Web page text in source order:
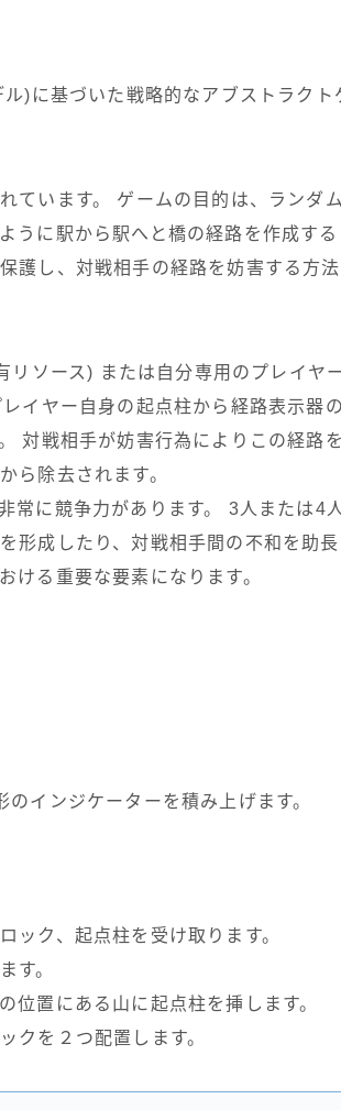
)に基づいた戦略的なアブストラクト
ています。 ゲームの目的は、ランダ
うに駅から駅へと橋の経路を作成する
護し、対戦相手の経路を妨害する方
ソース) または自分専用のプレイヤ
イヤー自身の起点柱から経路表示器
対戦相手が妨害行為によりこの経路
ら除去されます。
常に競争力があります。 3人または4
形成したり、対戦相手間の不和を助
ける重要な要素になります。
インジケーターを積み上げます。
ック、起点柱を受け取ります。
す。
位置にある山に起点柱を挿します。
クを２つ配置します。